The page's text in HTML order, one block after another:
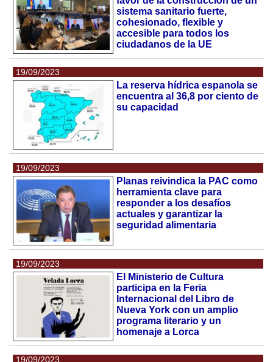
sistema sanitario fuerte,
cohesionado, flexible y
accesible para todos los
ciudadanos de la UE
19/09/2023
La reserva hídrica espanola se
encuentra al 36,8 por ciento de
su capacidad
19/09/2023
Planas reivindica la PAC como
herramienta clave para
responder a los desafíos
actuales y garantizar la
seguridad alimentaria
19/09/2023
El Ministerio de Cultura
participa en la Feria
Internacional del Libro de
Nueva York con un amplio
programa literario y un
homenaje a Lorca
19/09/2023